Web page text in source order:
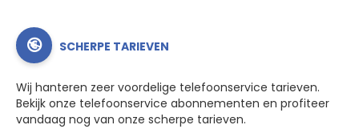
SCHERPE TARIEVEN
Wij hanteren zeer voordelige telefoonservice tarieven.
Bekijk onze telefoonservice abonnementen en profiteer
vandaag nog van onze scherpe tarieven.